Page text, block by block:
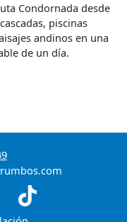
Condornada desde
piscinas
andinos en una
de un día.